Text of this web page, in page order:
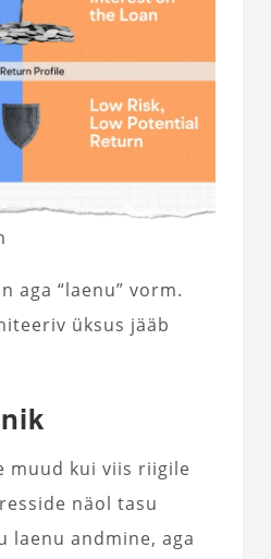
aga “laenu” vorm.
üksus jääb
muud kui viis riigile
näol tasu
laenu andmine, aga